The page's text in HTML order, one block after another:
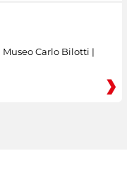
Museo Carlo Bilotti |